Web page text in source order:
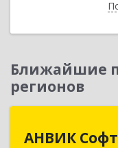
Ближайшие
регионов
АНВИК Софт